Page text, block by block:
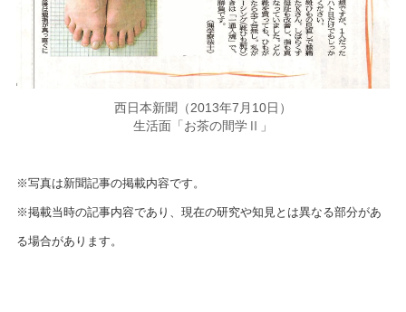
西日本新聞（2013年7月10日）
生活面「お茶の間学Ⅱ」
※写真は新聞記事の掲載内容です。
※掲載当時の記事内容であり、現在の研究や知見とは異なる部分があ
る場合があります。